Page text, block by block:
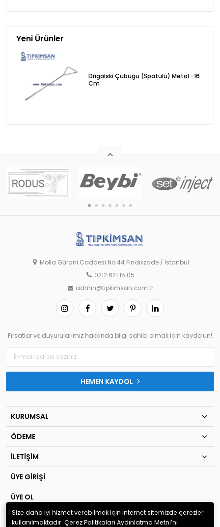
Yeni Ürünler
Drigalski Çubuğu (Spatülü) Metal -16
Cm
Molla Gürani Caddesi No:44 Fındıkzade / İstanbul
0212 621 15 05
admin@tipkimsan.com.tr
Fırsatlar ve duyurularımız hakkında bilgi sahibi olmak için kaydolun!
HEMEN KAYDOL
KURUMSAL
ÖDEME
İLETİŞİM
ÜYE GİRİŞİ
ÜYE OL
© 2020 TIP KİM SAN Ltd.Şti . Tüm hakları saklıdır.
Size daha iyi hizmet verebilmek için internet sitemizde çerezler
kullanılmaktadır. Çerez Politikaları Aydınlatma Metni’ni